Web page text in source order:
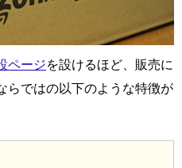
ページを設けるほど、販売に
らではの以下のような特徴が